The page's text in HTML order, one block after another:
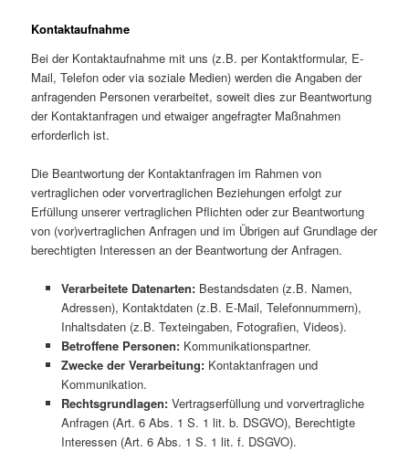
Kontaktaufnahme
Bei der Kontaktaufnahme mit uns (z.B. per Kontaktformular, E-
Mail, Telefon oder via soziale Medien) werden die Angaben der
anfragenden Personen verarbeitet, soweit dies zur Beantwortung
der Kontaktanfragen und etwaiger angefragter Maßnahmen
erforderlich ist.
Die Beantwortung der Kontaktanfragen im Rahmen von
vertraglichen oder vorvertraglichen Beziehungen erfolgt zur
Erfüllung unserer vertraglichen Pflichten oder zur Beantwortung
von (vor)vertraglichen Anfragen und im Übrigen auf Grundlage der
berechtigten Interessen an der Beantwortung der Anfragen.
Verarbeitete Datenarten:Bestandsdaten (z.B. Namen,
Adressen), Kontaktdaten (z.B. E-Mail, Telefonnummern),
Inhaltsdaten (z.B. Texteingaben, Fotografien, Videos).
Betroffene Personen:Kommunikationspartner.
Zwecke der Verarbeitung:Kontaktanfragen und
Kommunikation.
Rechtsgrundlagen:Vertragserfüllung und vorvertragliche
Anfragen (Art. 6 Abs. 1 S. 1 lit. b. DSGVO), Berechtigte
Interessen (Art. 6 Abs. 1 S. 1 lit. f. DSGVO).